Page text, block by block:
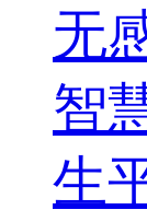
无
智
生